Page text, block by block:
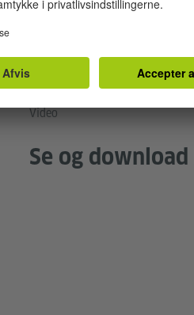
Video
Se og